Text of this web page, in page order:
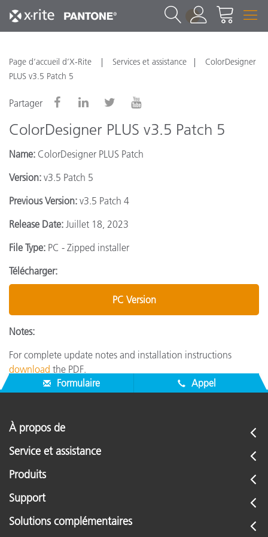
1
Page d’accueil d’X-Rite Services et assistance
ColorDesigner
PLUS v3.5 Patch 5
Partager
ColorDesigner PLUS v3.5 Patch 5
Name: ColorDesigner PLUS Patch
Version: v3.5 Patch 5
Previous Version: v3.5 Patch 4
Release Date: Juillet 18, 2023
File Type: PC - Zipped installer
Télécharger:
PC Version
Notes:
For complete update notes and installation instructions
download the PDF.
Formulaire
Appel
À propos de
Service et assistance
Produits
Support
Solutions complémentaires